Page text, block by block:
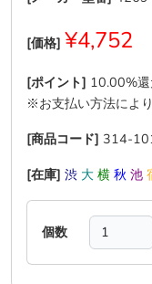
[価格] ¥4,752
[ポイント] 10.00%還
※お支払い方法によ
[商品コード] 314-
[在庫] 渋 大 横 秋 池
個数